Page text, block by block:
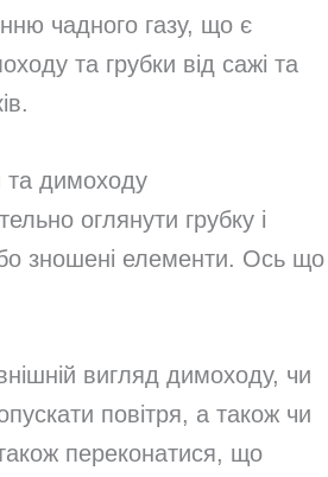
чадного газу, що є
та грубки від сажі та
та димоходу
оглянути грубку і
зношені елементи. Ось що
вигляд димоходу, чи
повітря, а також чи
переконатися, що